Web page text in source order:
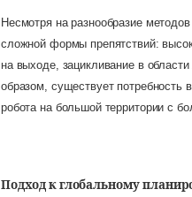
Несмотря на разнообразие
сложной формы препятствий:
на выходе, зацикливание в
образом, существует потребность
робота на большой территории с
Подход к глобальному